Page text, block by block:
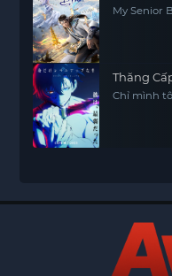
My Senior
Thăng
Chỉ mình